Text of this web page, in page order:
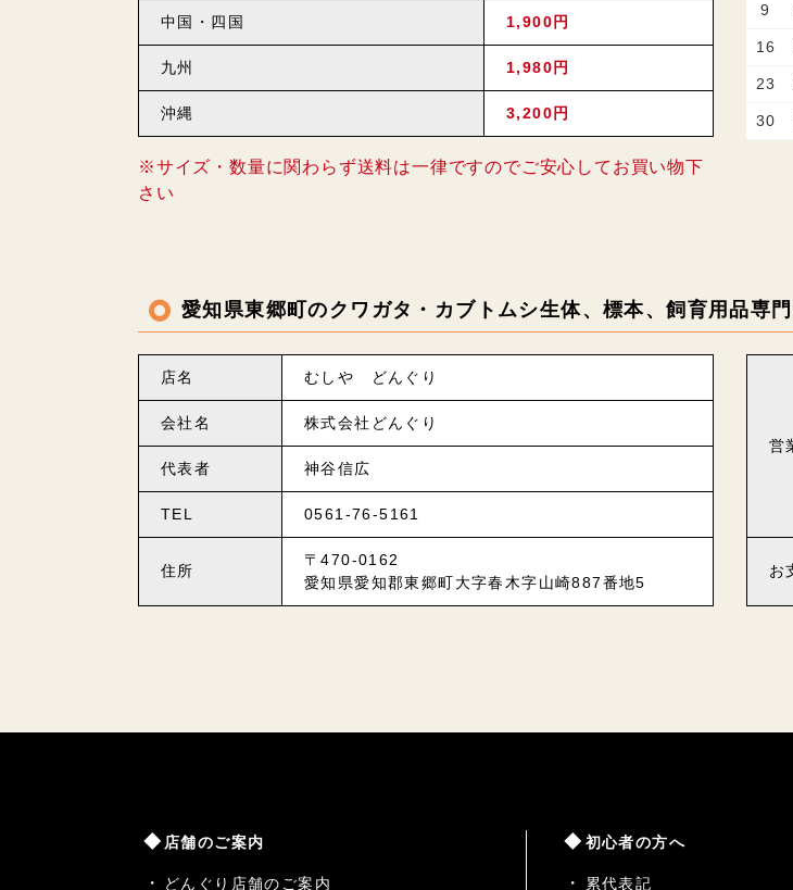
中国・四国 1,900円
九州 1,980円
沖縄 3,200円
※サイズ・数量に関わらず送料は一律ですのでご安心してお買い物下
さい
9
16
23
30
愛知県東郷町のクワガタ・カブトムシ生体、標本、飼育用品専
店名 むしや どんぐり
会社名 株式会社どんぐり
代表者 神谷信広
TEL 0561-76-5161
住所
〒470-0162
愛知県愛知郡東郷町大字春木字山崎887番地5
営
お
店舗のご案内
どんぐり店舗のご案内
初心者の方へ
累代表記